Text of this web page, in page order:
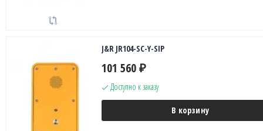
J&R JR104-SC-Y-SIP
101 560 ₽
Доступно к заказу
В корзину